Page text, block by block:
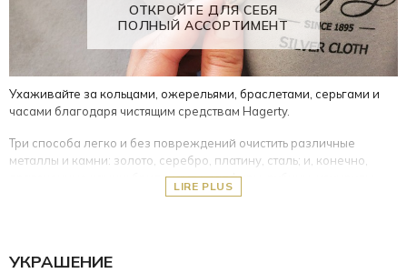
ОТКРОЙТЕ ДЛЯ СЕБЯ
ПОЛНЫЙ АССОРТИМЕНТ
Ухаживайте за кольцами, ожерельями, браслетами, серьгами и
часами благодаря чистящим средствам Hagerty.
Три способа легко и без повреждений очистить различные
металлы и камни: золото, серебро, платину, сталь; и, конечно,
драгоценные камни: бриллианты, сапфиры, рубины, изумруды,
аккуратно замочить драгоценные изделия в жидкости на 2-3
LIRE PLUS
УКРАШЕНИЕ